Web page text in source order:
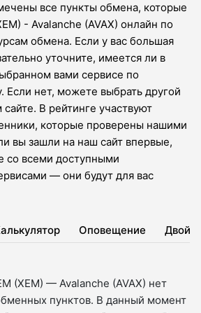
все пункты обмена, которые
- Avalanche (AVAX) онлайн по
обмена. Если у вас большая
уточните, имеется ли в
вами сервисе по
Если нет, можете выбрать другой
В рейтинге участвуют
которые проверены нашими
вы зашли на наш сайт впервые,
со всеми доступными
— они будут для вас
Оповещение
(XEM) — Avalanche (AVAX) нет
пунктов. В данный момент